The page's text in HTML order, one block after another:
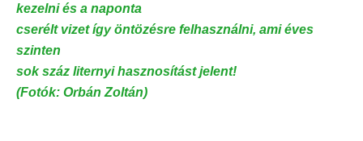
kezelni és a naponta
cserélt vizet így öntözésre felhasználni, ami éves
szinten
sok száz liternyi hasznosítást jelent!
(Fotók: Orbán Zoltán)